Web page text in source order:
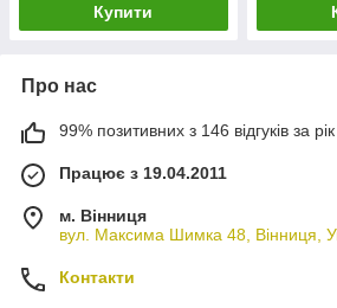
Купити
Про нас
99% позитивних з 146 відгуків за рік
Працює з 19.04.2011
м. Вінниця
вул. Максима Шимка 48, Вінниця,
Контакти